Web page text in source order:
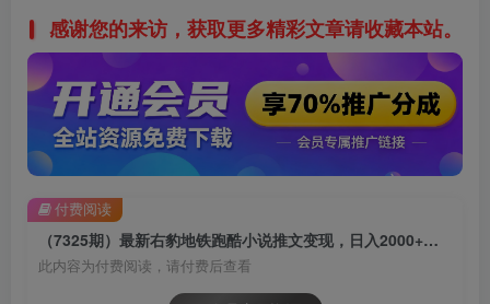
感谢您的来访，获取更多精彩文章请收藏本站。
（7325期）最新右豹地铁跑酷小说推文变现，日入2000+（附1058G素材）
此内容为付费阅读，请付费后查看
付费阅读